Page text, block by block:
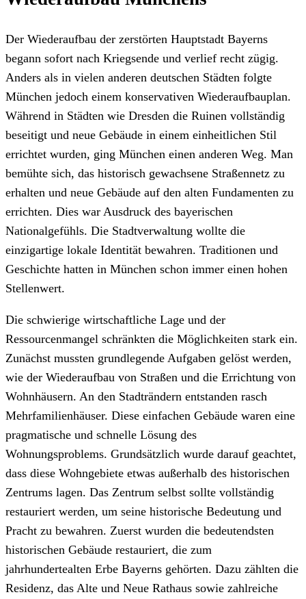
Der Wiederaufbau der zerstörten Hauptstadt Bayerns
begann sofort nach Kriegsende und verlief recht zügig.
Anders als in vielen anderen deutschen Städten folgte
München jedoch einem konservativen Wiederaufbauplan.
Während in Städten wie Dresden die Ruinen vollständig
beseitigt und neue Gebäude in einem einheitlichen Stil
errichtet wurden, ging München einen anderen Weg. Man
bemühte sich, das historisch gewachsene Straßennetz zu
erhalten und neue Gebäude auf den alten Fundamenten zu
errichten. Dies war Ausdruck des bayerischen
Nationalgefühls. Die Stadtverwaltung wollte die
einzigartige lokale Identität bewahren. Traditionen und
Geschichte hatten in München schon immer einen hohen
Stellenwert.
Die schwierige wirtschaftliche Lage und der
Ressourcenmangel schränkten die Möglichkeiten stark ein.
Zunächst mussten grundlegende Aufgaben gelöst werden,
wie der Wiederaufbau von Straßen und die Errichtung von
Wohnhäusern. An den Stadträndern entstanden rasch
Mehrfamilienhäuser. Diese einfachen Gebäude waren eine
pragmatische und schnelle Lösung des
Wohnungsproblems. Grundsätzlich wurde darauf geachtet,
dass diese Wohngebiete etwas außerhalb des historischen
Zentrums lagen. Das Zentrum selbst sollte vollständig
restauriert werden, um seine historische Bedeutung und
Pracht zu bewahren. Zuerst wurden die bedeutendsten
historischen Gebäude restauriert, die zum
jahrhundertealten Erbe Bayerns gehörten. Dazu zählten die
Residenz, das Alte und Neue Rathaus sowie zahlreiche